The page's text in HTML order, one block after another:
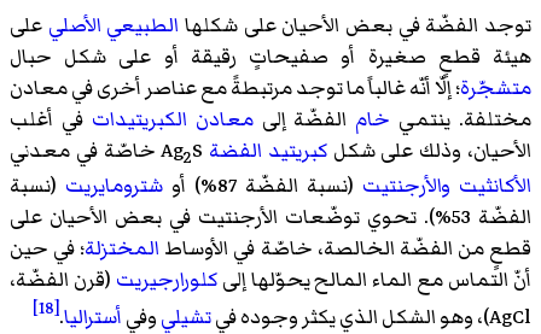
توجد الفضّة في بعض الأحيان على شكلها الطبيعي الأصلي على
هيئة قطعٍ صغيرة أو صفيحاتٍ رقيقة أو على شكل حبال
متشجّرة؛ إلّا أنّه غالباً ما توجد مرتبطةً مع عناصر أخرى في معادن
مختلفة. ينتمي خام الفضّة إلىمعادن الكبريتيدات في أغلب
الأحيان، وذلك على شكلكبريتيد الفضة 2S خاصّة في معدني
الأكانثيت والأرجنتيت (نسبة الفضّة 87%) أو شترومايريت (نسبة
الفضّة 53%). تحوي توضّعات الأرجنتيت في بعض الأحيان على
قطعٍ من الفضّة الخالصة، خاصّة في الأوساط المختزلة؛ في حين
أنّ التماس مع الماء المالح يحوّلها إلىكلورارجيريت (قرن الفضّة،
AgCl)، وهو الشكل الذي يكثر وجوده في
تشيليوفيأستراليا.
[18]